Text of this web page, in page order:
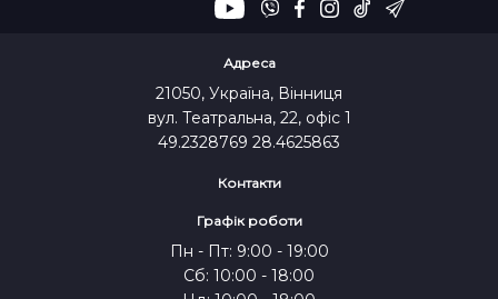
Адреса
21050, Україна, Вінниця
вул. Театральна, 22, офіс 1
49.2328769 28.4625863
Контакти
Графік роботи
Пн - Пт: 9:00 - 19:00
Сб: 10:00 - 18:00